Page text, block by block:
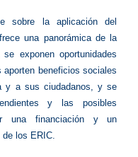
sobre la aplicación del
una panorámica de la
exponen oportunidades
beneficios sociales
y a sus ciudadanos, y se
y las posibles
una financiación y un
los ERIC.